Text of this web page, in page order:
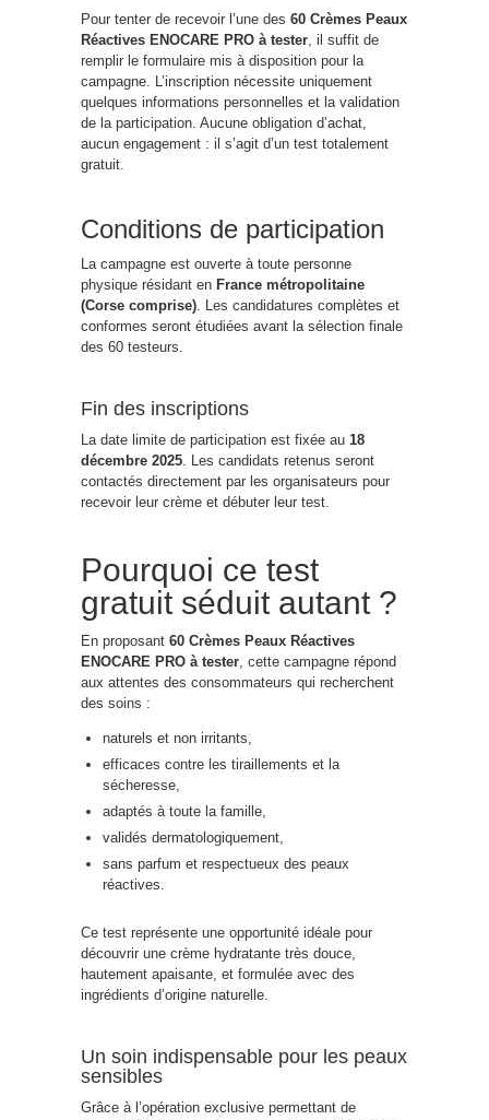
Pour tenter de recevoir l’une des 60 Crèmes Peaux
Réactives ENOCARE PRO à tester , il suffit de
remplir le formulaire mis à disposition pour la
campagne. L’inscription nécessite uniquement
quelques informations personnelles et la validation
de la participation. Aucune obligation d’achat,
aucun engagement : il s’agit d’un test totalement
gratuit.
Conditions de participation
La campagne est ouverte à toute personne
physique résidant en France métropolitaine
(Corse comprise) . Les candidatures complètes et
conformes seront étudiées avant la sélection finale
des 60 testeurs.
Fin des inscriptions
La date limite de participation est fixée au 18
décembre 2025 . Les candidats retenus seront
contactés directement par les organisateurs pour
recevoir leur crème et débuter leur test.
Pourquoi ce test
gratuit séduit autant ?
En proposant 60 Crèmes Peaux Réactives
ENOCARE PRO à tester , cette campagne répond
aux attentes des consommateurs qui recherchent
des soins :
naturels et non irritants,
efficaces contre les tiraillements et la
sécheresse,
adaptés à toute la famille,
validés dermatologiquement,
sans parfum et respectueux des peaux
réactives.
Ce test représente une opportunité idéale pour
découvrir une crème hydratante très douce,
hautement apaisante, et formulée avec des
ingrédients d’origine naturelle.
Un soin indispensable pour les peaux
sensibles
Grâce à l’opération exclusive permettant de